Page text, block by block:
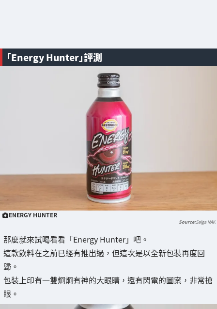
「Energy Hunter」評測
ENERGY HUNTER
Saiga NAK
那麼就來試喝看看「Energy Hunter」吧。
這款飲料在之前已經有推出過，但這次是以全新包裝再度回
歸。
包裝上印有一雙炯炯有神的大眼睛，還有閃電的圖案，非常搶
眼。